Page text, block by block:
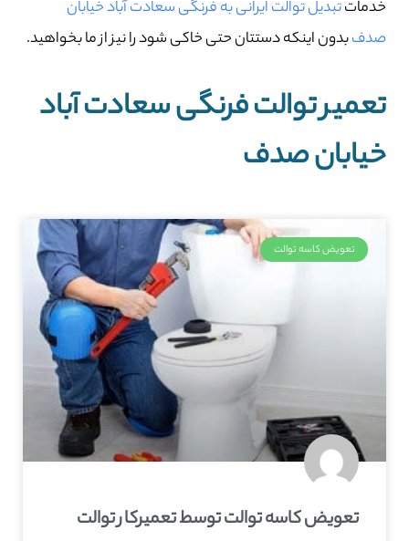
خدماتتبدیل توالت ایرانی به فرنگی سعادت آباد خیابان
صدفبدون اینکه دستتان حتی خاکی شود را نیز از ما بخواهید.
تعمیر توالت فرنگی سعادت آباد
خیابان صدف
تعویض کاسه توالت
تعویض کاسه توالت توسط تعمیرکار توالت